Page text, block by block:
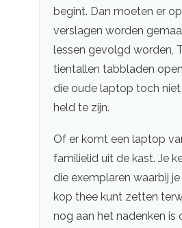
begint. Dan moeten er
verslagen worden
lessen gevolgd worden,
tientallen tabbladen
die oude laptop toch
held te zijn.
Of er komt een laptop
familielid uit de kast. Je
die exemplaren waarbij
kop thee kunt zetten
nog aan het nadenken is